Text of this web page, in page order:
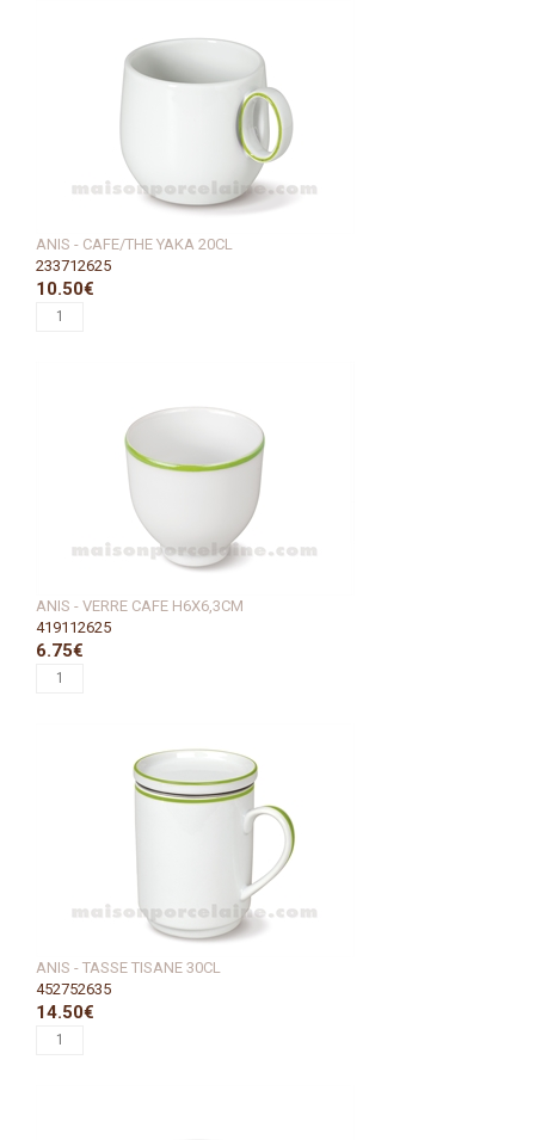
ANIS - CAFE/THE YAKA 20CL
233712625
10.50€
ANIS - VERRE CAFE H6X6,3CM
419112625
6.75€
ANIS - TASSE TISANE 30CL
452752635
14.50€